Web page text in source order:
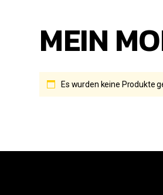
MEIN
Es wurden keine Produkte